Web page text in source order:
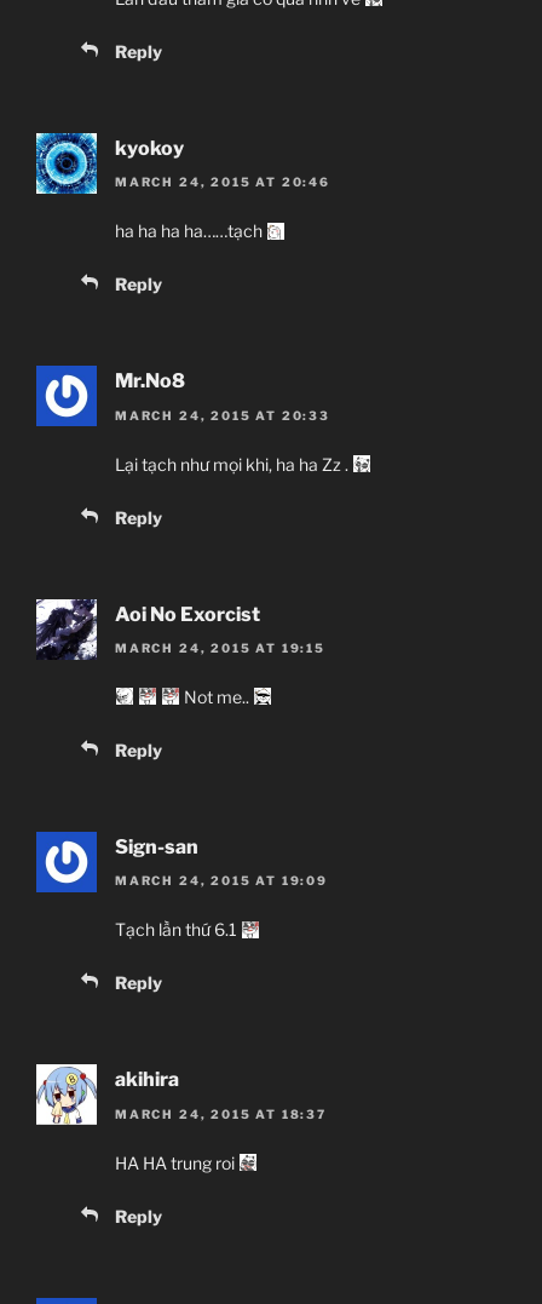
Reply
kyokoy
MARCH 24, 2015 AT 20:46
ha ha ha ha……tạch
Reply
Mr.No8
MARCH 24, 2015 AT 20:33
Lại tạch như mọi khi, ha ha Zz .
Reply
Aoi No Exorcist
MARCH 24, 2015 AT 19:15
Not me..
Reply
Sign-san
MARCH 24, 2015 AT 19:09
Tạch lần thứ 6.1
Reply
akihira
MARCH 24, 2015 AT 18:37
HA HA trung roi
Reply